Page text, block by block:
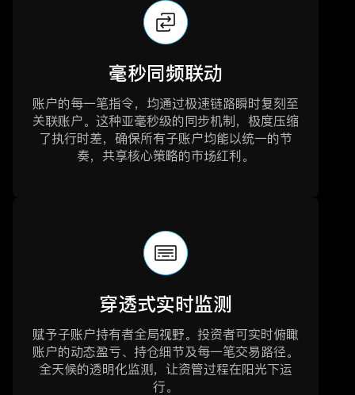
毫秒同频联动
账户的每一笔指令，均通过极速链路瞬时复刻至
关联账户。这种亚毫秒级的同步机制，极度压缩
了执行时差，确保所有子账户均能以统一的节
奏，共享核心策略的市场红利。
穿透式实时监测
赋予子账户持有者全局视野。投资者可实时俯瞰
账户的动态盈亏、持仓细节及每一笔交易路径。
全天候的透明化监测，让资管过程在阳光下运
行。